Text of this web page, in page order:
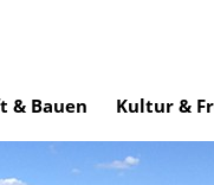
& Bauen Kultur &